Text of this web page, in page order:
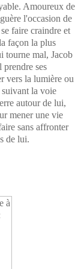
Amoureux de
l'occasion de
faire craindre et
façon la plus
tourne mal, Jacob
ses
vers la lumière ou
suivant la voie
autour de lui,
mener une vie
sans affronter
de lui.